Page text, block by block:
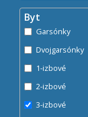
Byt
Garsónky
Dvojgarsónky
1-izbové
2-izbové
3-izbové